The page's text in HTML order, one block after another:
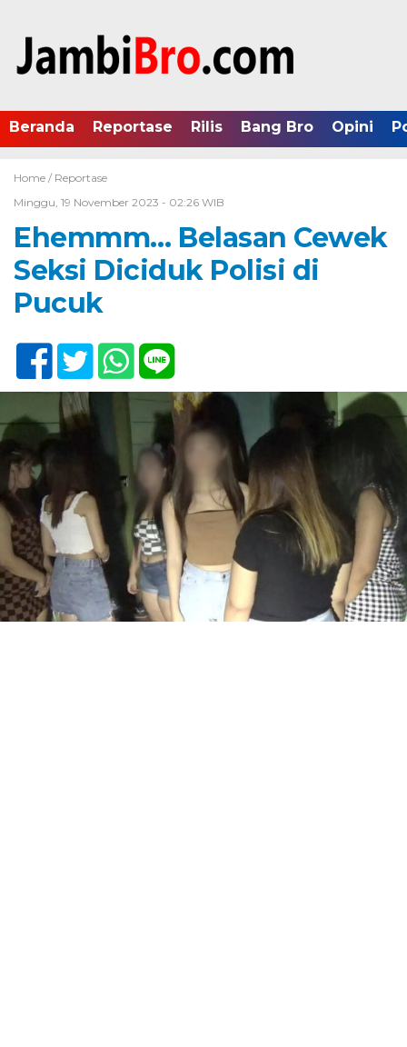
Beranda Reportase Rilis Bang Bro Opini
Home / Reportase
Minggu, 19 November 2023 - 02:26 WIB
Ehemmm… Belasan Cewek
Seksi Diciduk Polisi di
Pucuk